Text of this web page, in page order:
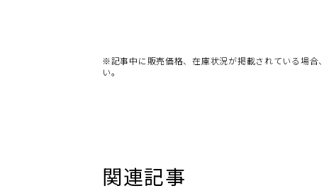
※記事中に販売価格、在庫状況が掲載されている場合
い。
関連記事